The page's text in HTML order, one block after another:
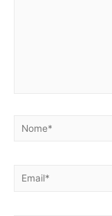
Nome*
Email*